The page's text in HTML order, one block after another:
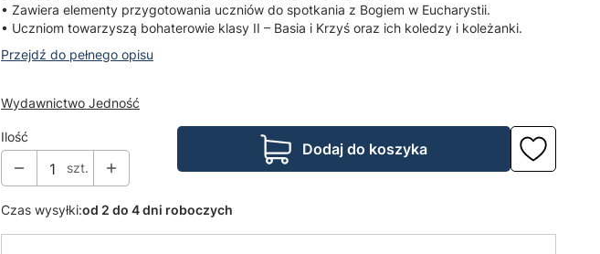
• Zawiera elementy przygotowania uczniów do spotkania z Bogiem w Eucharystii.
• Uczniom towarzyszą bohaterowie klasy II – Basia i Krzyś oraz ich koledzy i koleżanki.
Przejdź do pełnego opisu
Wydawnictwo Jedność
Ilość
szt.
Dodaj do koszyka
Czas wysyłki:od 2 do 4 dni roboczych